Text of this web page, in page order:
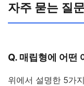
자주 묻는 질
Q. 매립형에 어떤
위에서 설명한 5가